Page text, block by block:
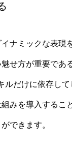
ナミックな表現
せ方が重要で
ルだけに依存し
みを導入する
できます。